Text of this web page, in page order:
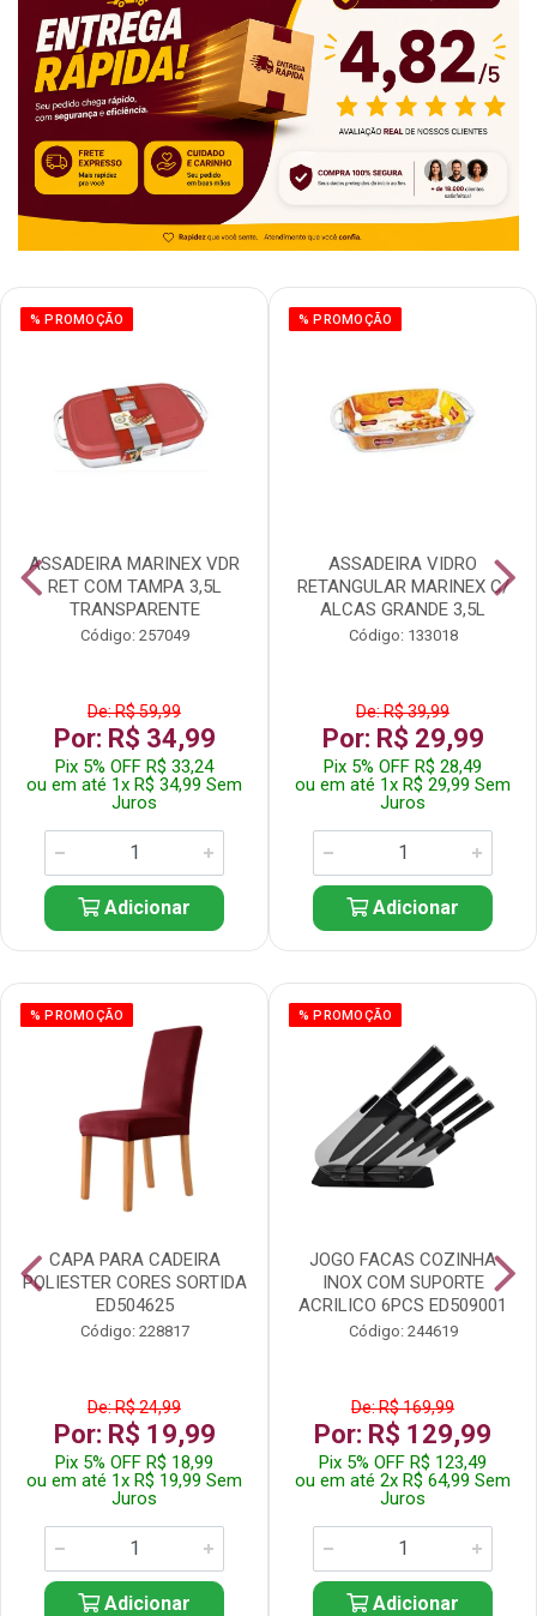
% PROMOÇÃO
ASSADEIRA MARINEX VDR
RET COM TAMPA 3,5L
TRANSPARENTE
Código: 257049
De: R$ 59,99
Por: R$ 34,99
Pix 5% OFF R$ 33,24
ou em até 1x R$ 34,99 Sem
Juros
Adicionar
% PROMOÇÃO
ASSADEIRA VIDRO
RETANGULAR MARINEX C/
ALCAS GRANDE 3,5L
Código: 133018
De: R$ 39,99
Por: R$ 29,99
Pix 5% OFF R$ 28,49
ou em até 1x R$ 29,99 Sem
Juros
Adicionar
% PROMOÇÃO
CAPA PARA CADEIRA
POLIESTER CORES SORTIDA
ED504625
Código: 228817
De: R$ 24,99
Por: R$ 19,99
Pix 5% OFF R$ 18,99
ou em até 1x R$ 19,99 Sem
Juros
Adicionar
% PROMOÇÃO
JOGO FACAS COZINHA
INOX COM SUPORTE
ACRILICO 6PCS ED509001
Código: 244619
De: R$ 169,99
Por: R$ 129,99
Pix 5% OFF R$ 123,49
ou em até 2x R$ 64,99 Sem
Juros
Adicionar